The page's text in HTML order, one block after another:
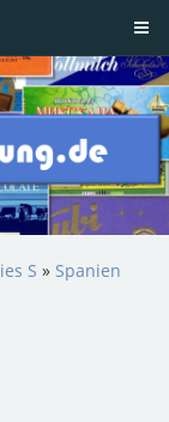
S » Spanien